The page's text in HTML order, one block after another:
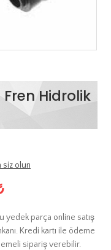
Hidrolik
siz olun
yedek parça online satış
Kredi kartı ile ödeme
sipariş verebilir.